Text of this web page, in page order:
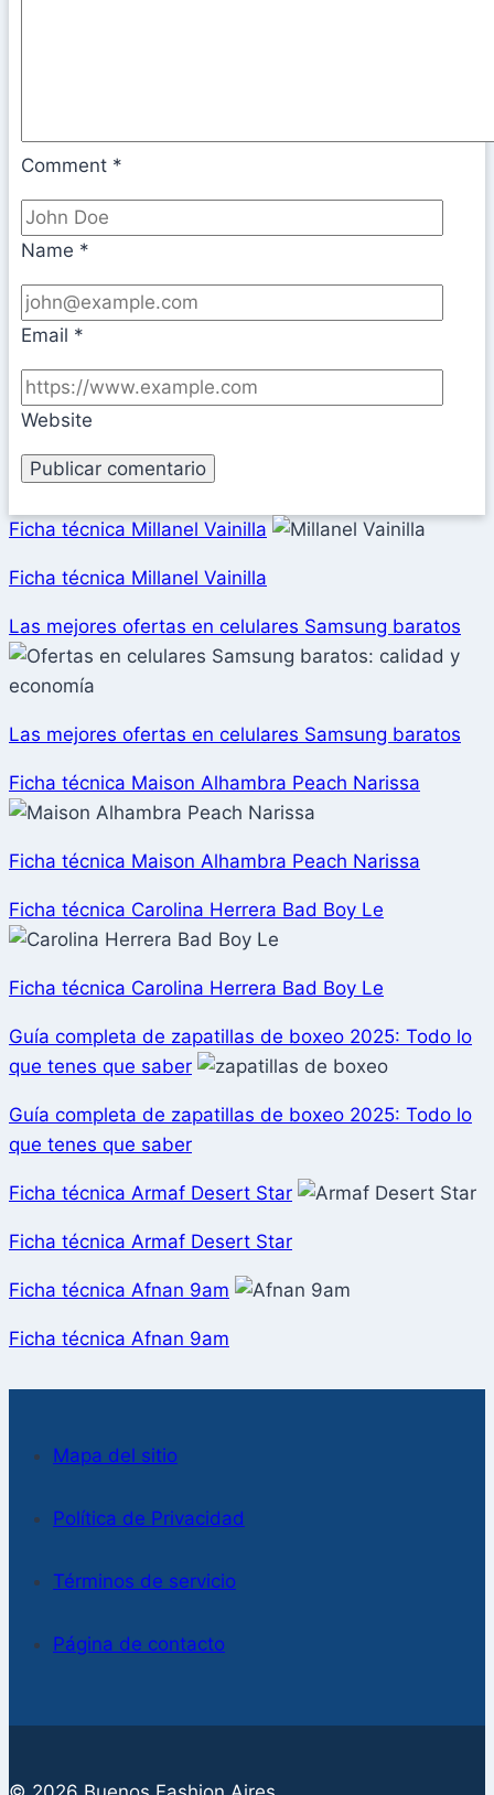
Comment *
Name *
Email *
Website
Ficha técnica Millanel Vainilla
Ficha técnica Millanel Vainilla
Las mejores ofertas en celulares Samsung baratos
Las mejores ofertas en celulares Samsung baratos
Ficha técnica Maison Alhambra Peach Narissa
Ficha técnica Maison Alhambra Peach Narissa
Ficha técnica Carolina Herrera Bad Boy Le
Ficha técnica Carolina Herrera Bad Boy Le
Guía completa de zapatillas de boxeo 2025: Todo lo
que tenes que saber
Guía completa de zapatillas de boxeo 2025: Todo lo
que tenes que saber
Ficha técnica Armaf Desert Star
Ficha técnica Armaf Desert Star
Ficha técnica Afnan 9am
Ficha técnica Afnan 9am
Mapa del sitio
Política de Privacidad
Términos de servicio
Página de contacto